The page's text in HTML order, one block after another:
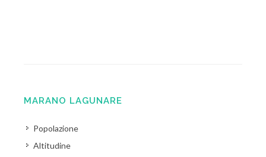
MARANO LAGUNARE
Popolazione
Altitudine